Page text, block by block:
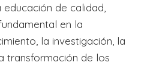
de calidad,
en la
la investigación, la
transformación de los